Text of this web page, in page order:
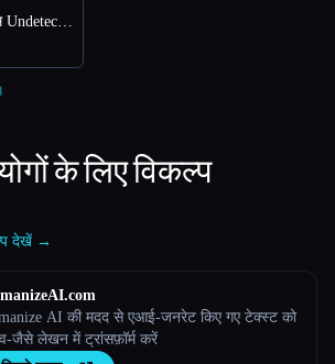
बनाम Undetectable AI
के लिए विकल्प
देखें →
AI की मदद से एआई-जनरेट किए गए टेक्स्ट को
जैसे लेखन में ट्रांसफ़ॉर्म करें